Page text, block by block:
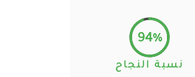
94%
نسبة النجاح